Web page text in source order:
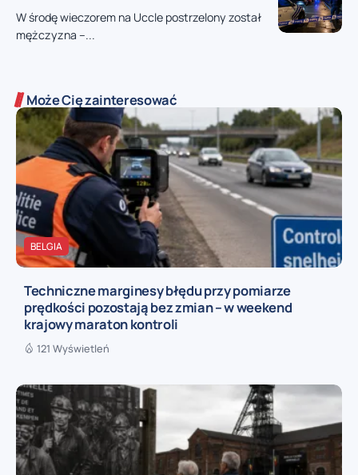
W środę wieczorem na Uccle postrzelony został
mężczyzna –...
Może Cię zainteresować
BELGIA
Techniczne marginesy błędu przy pomiarze
prędkości pozostają bez zmian – w weekend
krajowy maraton kontroli
121 Wyświetleń